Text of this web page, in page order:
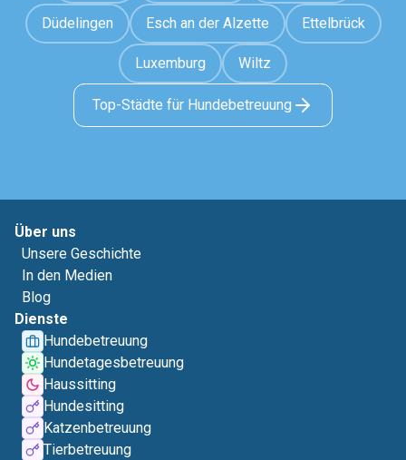
Düdelingen Esch an der Alzette Ettelbrück
Luxemburg Wiltz
Top-Städte für Hundebetreuung
Über uns
Unsere Geschichte
In den Medien
Blog
Dienste
Hundebetreuung
Hundetagesbetreuung
Haussitting
Hundesitting
Katzenbetreuung
Tierbetreuung